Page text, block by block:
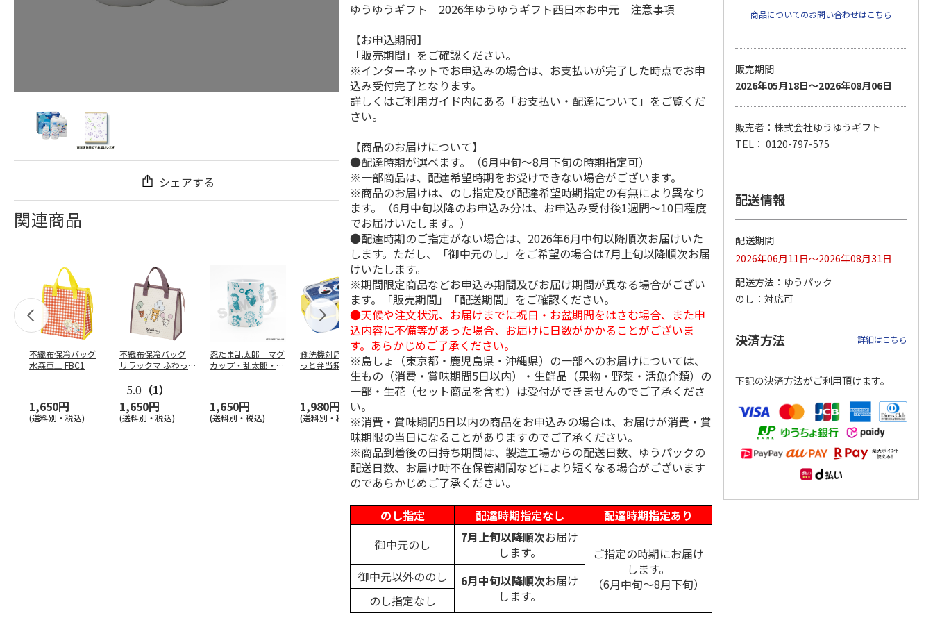
シェアする
関連商品
不織布保冷バッグ
水森亜土 FBC1
1,650円
(送料別・税込)
不織布保冷バッグ
リラックマ ふわっ
5.0 （1）
1,650円
(送料別・税込)
忍たま乱太郎 マグ
カップ・乱太郎・き
1,650円
(送料別・税込)
食洗機対応 2段ふわ
っと弁当箱 パペッ
トスンスン PFLW…
1,980円
(送料別・税込)
抗菌食洗機対応 ふ
わっと弁当箱 530ml
水森亜土 PF…
(送料別・税込)
マスコット入りドリ
ンクボトル ハロー
キティ PSPR5MC
(送料別・税込)
陶器ダイカットマグ
カップ ポムポムプ
リン CHMGD4
(送料別・税込)
ンチバッグ ハロー
キティ KCOB2
(送料別・税込)
ラックマ リラッ…
4,510円
(送料別・税込)
支箸 ポムポムプ
1,320円
(送料別・税込)
ゆうゆうギフト 2026年ゆうゆうギフト西日本お中元 注意事項
【お申込期間】
「販売期間」をご確認ください。
※インターネットでお申込みの場合は、お支払いが完了した時点でお申
込み受付完了となります。
詳しくはご利用ガイド内にある「お支払い・配達について」をご覧くだ
さい。
【商品のお届けについて】
●配達時期が選べます。（6月中旬～8月下旬の時期指定可）
※一部商品は、配達希望時期をお受けできない場合がございます。
※商品のお届けは、のし指定及び配達希望時期指定の有無により異なり
ます。（6月中旬以降のお申込み分は、お申込み受付後1週間～10日程度
でお届けいたします。）
●配達時期のご指定がない場合は、2026年6月中旬以降順次お届けいた
します。ただし、「御中元のし」をご希望の場合は7月上旬以降順次お届
けいたします。
※期間限定商品などお申込み期間及びお届け期間が異なる場合がござい
ます。「販売期間」「配送期間」をご確認ください。
●天候や注文状況、お届けまでに祝日・お盆期間をはさむ場合、また申
込内容に不備等があった場合、お届けに日数がかかることがございま
す。あらかじめご了承ください。
※島しょ（東京都・鹿児島県・沖縄県）の一部へのお届けについては、
生もの（消費・賞味期間5日以内）・生鮮品（果物・野菜・活魚介類）の
一部・生花（セット商品を含む）は受付ができませんのでご了承くださ
い。
※消費・賞味期間5日以内の商品をお申込みの場合は、お届けが消費・賞
味期限の当日になることがありますのでご了承ください。
※商品到着後の日持ち期間は、製造工場からの配送日数、ゆうパックの
配送日数、お届け時不在保管期間などにより短くなる場合がございます
のであらかじめご了承ください。
のし指定
配達時期指定なし
配達時期指定あり
御中元のし
7月上旬以降順次お届け
します。
ご指定の時期にお届け
します。
（6月中旬～8月下旬）
御中元以外ののし 6月中旬以降順次お届け
します。
のし指定なし
商品についてのお問い合わせはこちら
販売期間
2026年05月18日～2026年08月06日
販売者：株式会社ゆうゆうギフト
TEL： 0120-797-575
配送情報
配送期間
2026年06月11日～2026年08月31日
配送方法
ゆうパック
のし
対応可
決済方法 詳細はこちら
下記の決済方法がご利用頂けます。